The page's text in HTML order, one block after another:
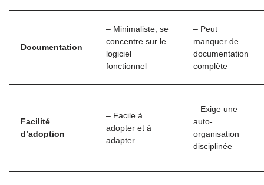
Documentation
– Minimaliste, se
concentre sur le
logiciel
fonctionnel
– Peut
manquer de
documentation
complète
Facilité
d’adoption
– Facile à
adopter et à
adapter
– Exige une
auto-
organisation
disciplinée